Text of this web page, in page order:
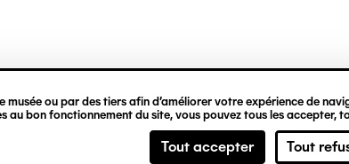
musée ou par des tiers afin d’améliorer votre expérience de
au bon fonctionnement du site, vous pouvez tous les accepter,
Tout accepter Tout